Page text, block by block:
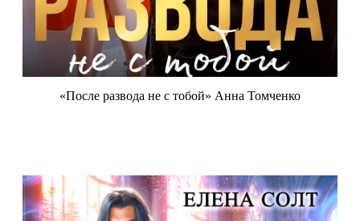
«После развода не с тобой» Анна Томченко